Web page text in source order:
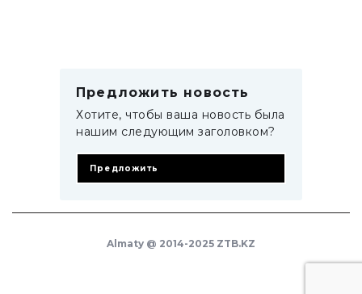
Предложить новость
Хотите, чтобы ваша новость была
нашим следующим заголовком?
Предложить
Almaty @ 2014-2025 ZTB.KZ